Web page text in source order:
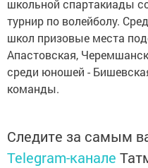
школьной спартакиады
турнир по волейболу.
школ призовые места
Апастовская,
среди юношей -
команды.
Следите за самым
Telegram-канале